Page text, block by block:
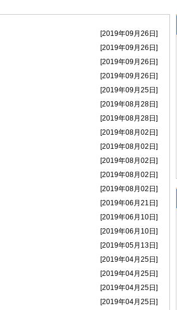
[2019年09月26日]
[2019年09月26日]
[2019年09月26日]
[2019年09月26日]
[2019年09月25日]
[2019年08月28日]
[2019年08月28日]
[2019年08月02日]
[2019年08月02日]
[2019年08月02日]
[2019年08月02日]
[2019年08月02日]
[2019年06月21日]
[2019年06月10日]
[2019年06月10日]
[2019年05月13日]
[2019年04月25日]
[2019年04月25日]
[2019年04月25日]
[2019年04月25日]